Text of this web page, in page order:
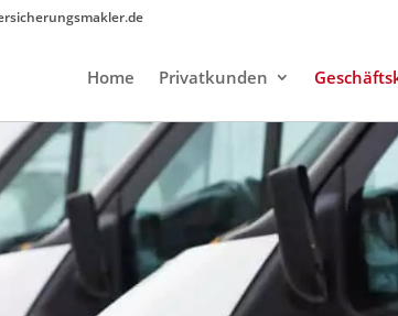
Home Privatkunden